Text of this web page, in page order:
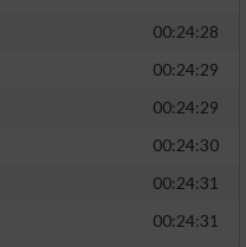
00:24:28
00:24:29
00:24:29
00:24:30
00:24:31
00:24:31